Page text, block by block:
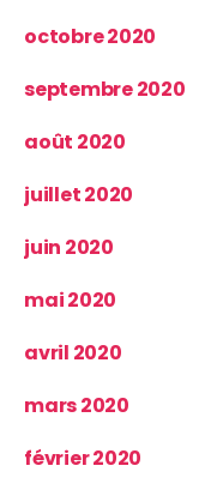
octobre 2020
septembre 2020
août 2020
juillet 2020
juin 2020
mai 2020
avril 2020
mars 2020
février 2020